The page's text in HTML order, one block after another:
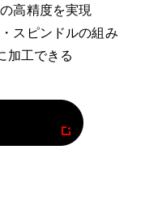
高精度を実現
スピンドルの組み
加工できる